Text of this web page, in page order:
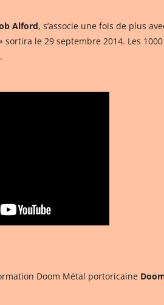
Alford, s’associe une fois de plus
sortira le 29 septembre 2014. Les
.
Doom Métal portoricaine